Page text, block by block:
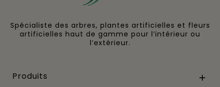
Spécialiste des arbres, plantes artificielles et fleurs
artificielles haut de gamme pour l’intérieur ou
l’extérieur.
Produits 